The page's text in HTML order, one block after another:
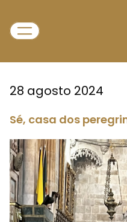
28 agosto 2024
Sé, casa dos